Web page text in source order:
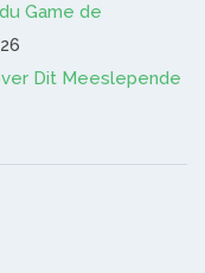
Game de
Dit Meeslepende